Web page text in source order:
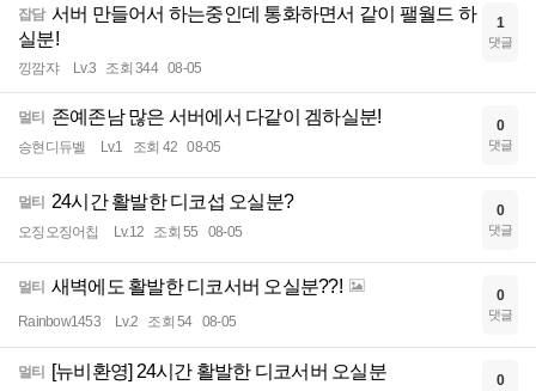
잡담 서버 만들어서 하는중인데 통화하면서 같이 팰월드 하
실분!
낑깜쟈 Lv.3 조회 344 08-05
1
댓글
멀티 존예존남 많은 서버에서 다같이 겜하실분!
승현디듀벨 Lv.1 조회 42 08-05
0
댓글
멀티 24시간 활발한 디코섭 오실분?
오징오징어칩 Lv.12 조회 55 08-05
0
댓글
멀티 새벽에도 활발한 디코서버 오실분??!
Rainbow1453 Lv.2 조회 54 08-05
0
댓글
멀티 [뉴비환영] 24시간 활발한 디코서버 오실분 0